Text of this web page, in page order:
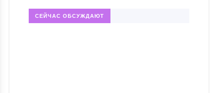
СЕЙЧАС ОБСУЖДАЮТ